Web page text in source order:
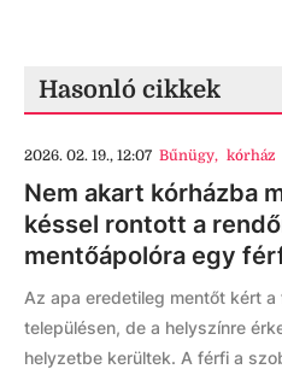
Hasonló cikkek
2026. 02. 19., 12:07 Bűnügy, kórház
Nem akart kórházba
késsel rontott a
mentőápolóra egy
Az apa eredetileg mentőt kért
településen, de a helyszínre
helyzetbe kerültek. A férfi a